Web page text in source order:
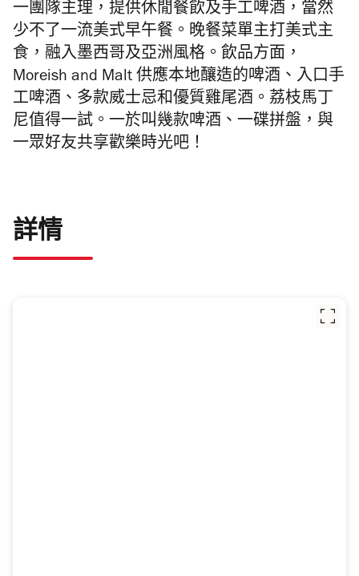
一團隊主理，提供休閒餐飲及手工啤酒，當然
少不了一流美式早午餐。晚餐菜單主打美式主
食，融入墨西哥及亞洲風格。飲品方面，
Moreish and Malt 供應本地釀造的啤酒、入口手
工啤酒、多款威士忌和優質雞尾酒。荔枝馬丁
尼值得一試。一於叫幾款啤酒、一碟拼盤，與
一眾好友共享歡樂時光吧！
詳情